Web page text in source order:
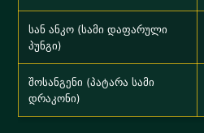
სან ანკო (სამი დაფარული
პუნგი)
შოსანგენი (პატარა სამი
დრაკონი)